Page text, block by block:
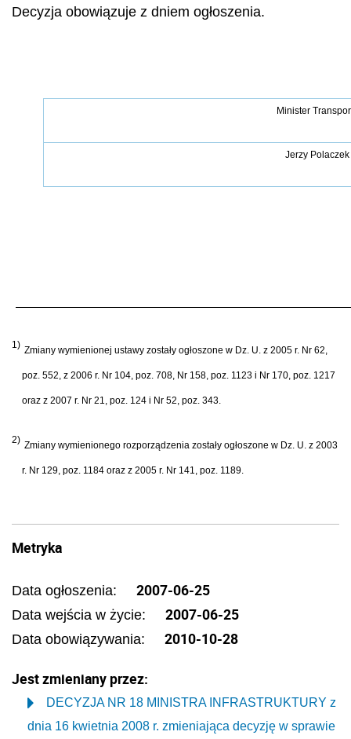
Decyzja obowiązuje z dniem ogłoszenia.
Minister
Jerzy Polaczek
1) Zmiany wymienionej ustawy zostały ogłoszone w Dz. U. z 2005 r. Nr 62,
poz. 552, z 2006 r. Nr 104, poz. 708, Nr 158, poz. 1123 i Nr 170, poz. 1217
oraz z 2007 r. Nr 21, poz. 124i Nr 52, poz. 343.
2) Zmiany wymienionego rozporządzenia zostały ogłoszone w Dz. U. z 2003
r. Nr 129, poz. 1184 oraz z 2005 r. Nr 141, poz. 1189.
Metryka
Data ogłoszenia: 2007-06-25
Data wejścia w życie: 2007-06-25
Data obowiązywania: 2010-10-28
Jest zmieniany przez:
DECYZJA NR 18 MINISTRA INFRASTRUKTURY z
dnia 16 kwietnia 2008 r. zmieniająca decyzję w sprawie